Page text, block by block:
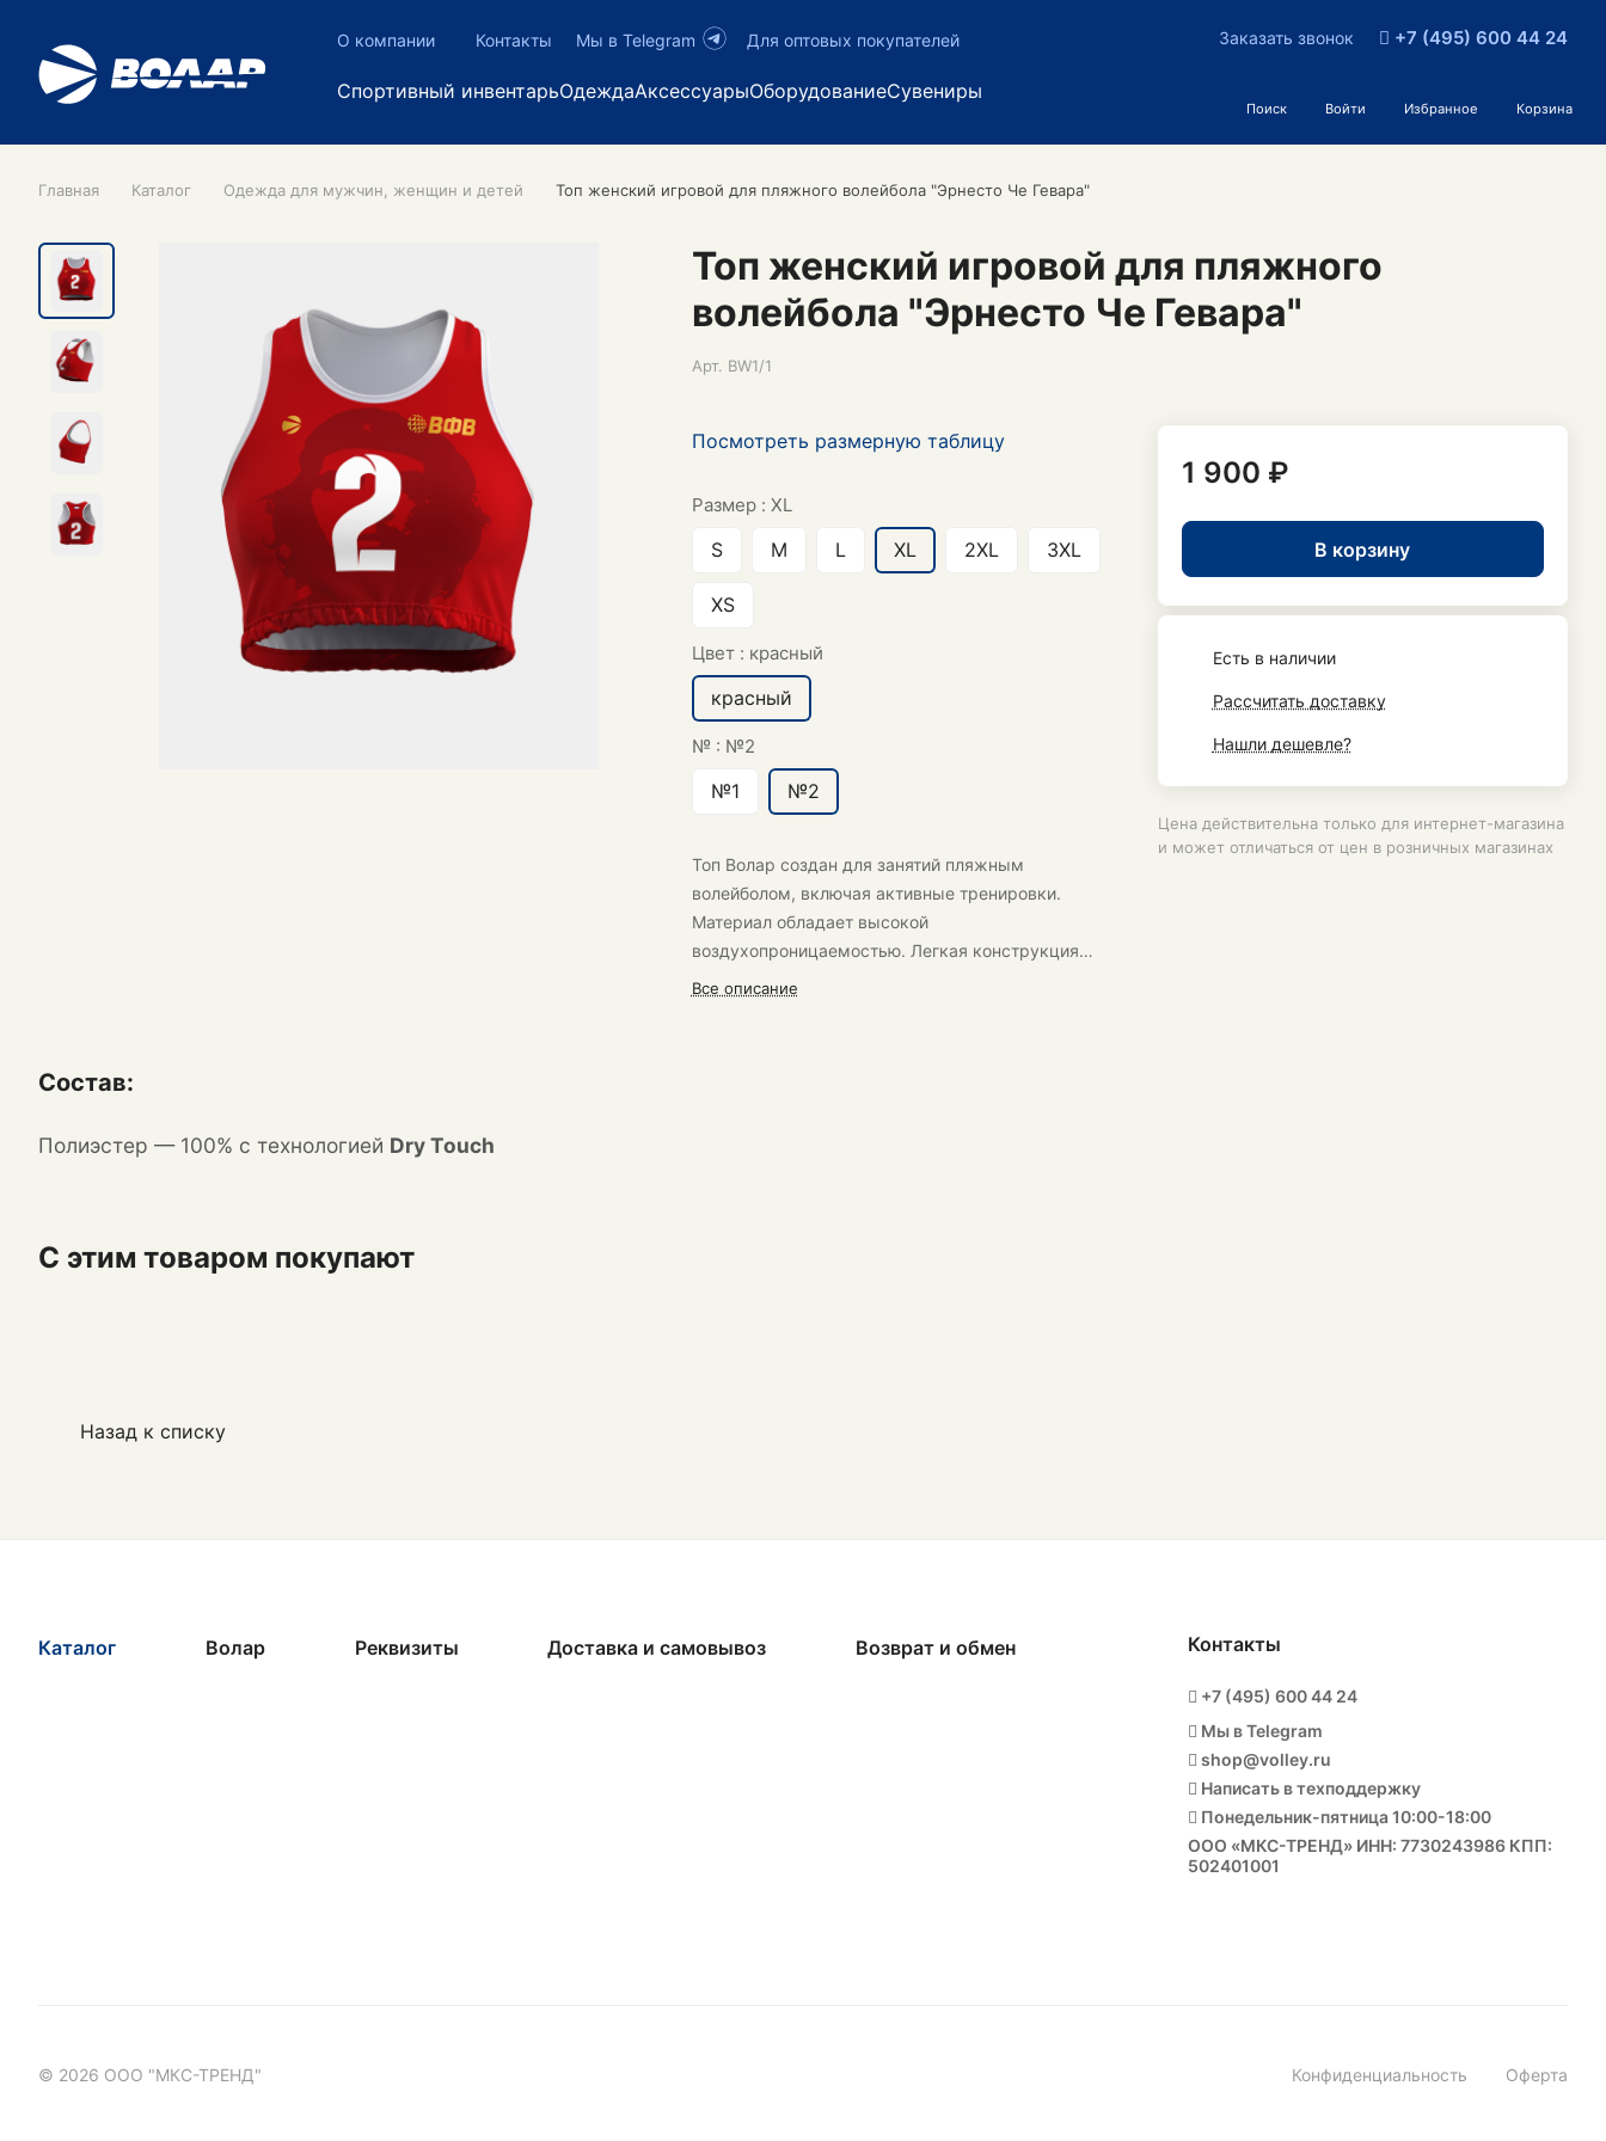
О компании Контакты Мы в Telegram Для оптовых покупателей
Спортивный инвентарьОдеждаАксессуарыОборудованиеСувениры
Заказать звонок +7 (495) 600 44 24
Поиск Войти Избранное Корзина
Главная Каталог Одежда для мужчин, женщин и детей Топ женский игровой для пляжного волейбола "Эрнесто Че Гевара"
Топ женский игровой для пляжного
волейбола "Эрнесто Че Гевара"
Арт. BW1/1
Посмотреть размерную таблицу
Размер : XL
S M L XL 2XL 3XL
XS
Цвет : красный
красный
№ : №2
№1 №2
Топ Волар создан для занятий пляжным
волейболом, включая активные тренировки.
Материал обладает высокой
воздухопроницаемостью. Легкая конструкция
обеспечивает комфорт даже в жаркую погоду и
Все описание
1 900 ₽
В корзину
Есть в наличии
Рассчитать доставку
Нашли дешевле?
Цена действительна только для интернет-магазина
и может отличаться от цен в розничных магазинах
Состав:
Полиэстер — 100% с технологией Dry Touch
С этим товаром покупают
Назад к списку
Каталог Волар Реквизиты Доставка и самовывоз Возврат и обмен Контакты
+7 (495) 600 44 24
Мы в Telegram
shop@volley.ru
Написать в техподдержку
Понедельник-пятница 10:00-18:00
ООО «МКС-ТРЕНД» ИНН: 7730243986 КПП:
502401001
© 2026 ООО "МКС-ТРЕНД" Конфиденциальность Оферта